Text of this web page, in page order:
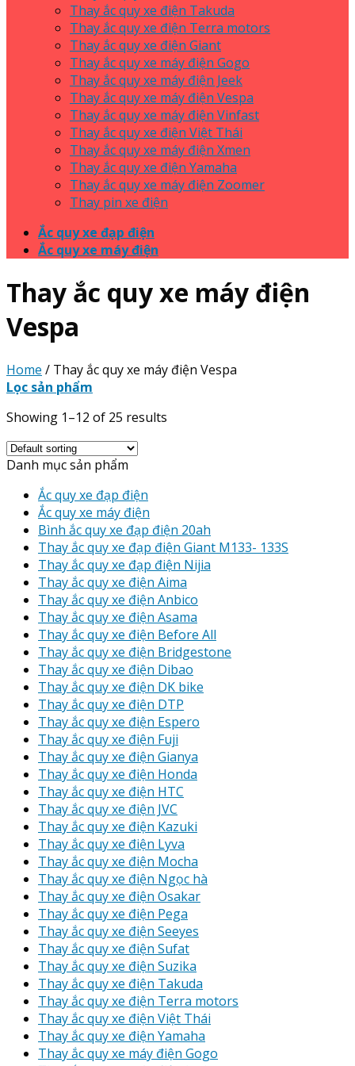
Thay ắc quy xe điện Takuda
Thay ắc quy xe điện Terra motors
Thay ắc quy xe điện Giant
Thay ắc quy xe máy điện Gogo
Thay ắc quy xe máy điện Jeek
Thay ắc quy xe máy điện Vespa
Thay ắc quy xe máy điện Vinfast
Thay ắc quy xe điện Việt Thái
Thay ắc quy xe máy điện Xmen
Thay ắc quy xe điện Yamaha
Thay ắc quy xe máy điện Zoomer
Thay pin xe điện
Ắc quy xe đạp điện
Ắc quy xe máy điện
Thay ắc quy xe máy điện
Vespa
Home / Thay ắc quy xe máy điện Vespa
Lọc sản phẩm
Showing 1–12 of 25 results
Danh mục sản phẩm
Ắc quy xe đạp điện
Ắc quy xe máy điện
Bình ắc quy xe đạp điện 20ah
Thay ắc quy xe đạp điện Giant M133- 133S
Thay ắc quy xe đạp điện Nijia
Thay ắc quy xe điện Aima
Thay ắc quy xe điện Anbico
Thay ắc quy xe điện Asama
Thay ắc quy xe điện Before All
Thay ắc quy xe điện Bridgestone
Thay ắc quy xe điện Dibao
Thay ắc quy xe điện DK bike
Thay ắc quy xe điện DTP
Thay ắc quy xe điện Espero
Thay ắc quy xe điện Fuji
Thay ắc quy xe điện Gianya
Thay ắc quy xe điện Honda
Thay ắc quy xe điện HTC
Thay ắc quy xe điện JVC
Thay ắc quy xe điện Kazuki
Thay ắc quy xe điện Lyva
Thay ắc quy xe điện Mocha
Thay ắc quy xe điện Ngọc hà
Thay ắc quy xe điện Osakar
Thay ắc quy xe điện Pega
Thay ắc quy xe điện Seeyes
Thay ắc quy xe điện Sufat
Thay ắc quy xe điện Suzika
Thay ắc quy xe điện Takuda
Thay ắc quy xe điện Terra motors
Thay ắc quy xe điện Việt Thái
Thay ắc quy xe điện Yamaha
Thay ắc quy xe máy điện Gogo